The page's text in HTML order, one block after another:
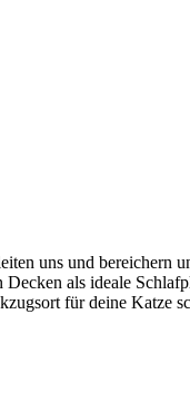
uns und bereichern
als ideale
für deine Katze